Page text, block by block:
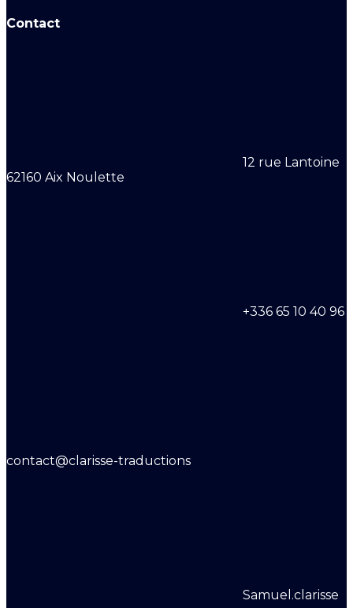
Contact
12 rue Lantoine
62160 Aix Noulette
+336 65 10 40 96
contact@clarisse-traductions
Samuel.clarisse